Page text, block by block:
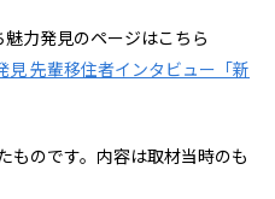
力発見のページはこちら
見 先輩移住者インタビュー「新
のです。内容は取材当時のも